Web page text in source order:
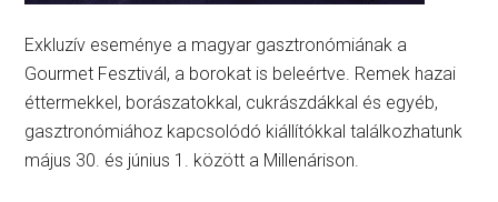
Exkluzív eseménye a magyar gasztronómiának a
Gourmet Fesztivál, a borokat is beleértve. Remek hazai
éttermekkel, borászatokkal, cukrászdákkal és egyéb,
gasztronómiához kapcsolódó kiállítókkal találkozhatunk
május 30. és június 1. között a Millenárison.